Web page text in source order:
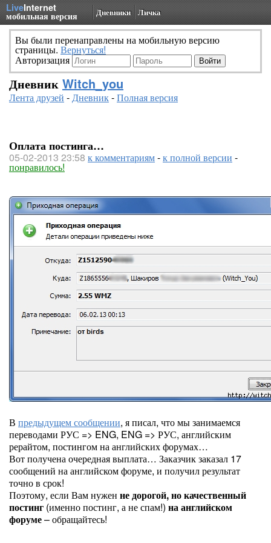
LiveInternet
мобильная версия Дневники Личка
Вы были перенаправлены на мобильную версию
страницы. Вернуться!
Авторизация
Дневник Witch_you
Лента друзей -Дневник-Полная версия
Оплата постинга…
05-02-2013 23:58 к комментариям-к полной версии -
понравилось!
В предыдущем сообщении, я писал, что мы занимаемся
переводами РУС => ENG, ENG => РУС, английским
рерайтом, постингом на английских форумах…
Вот получена очередная выплата… Заказчик заказал 17
сообщений на английском форуме, и получил результат
точно в срок!
Поэтому, если Вам нужен не дорогой, но качественный
постинг (именно постинг, а не спам!) на английском
форуме– обращайтесь!